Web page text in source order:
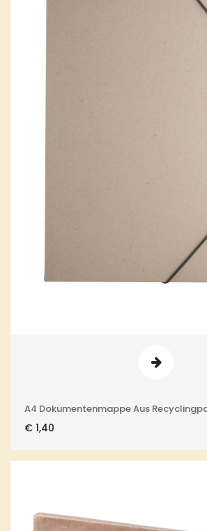
A4 Dokumentenmappe Aus
€ 1,40